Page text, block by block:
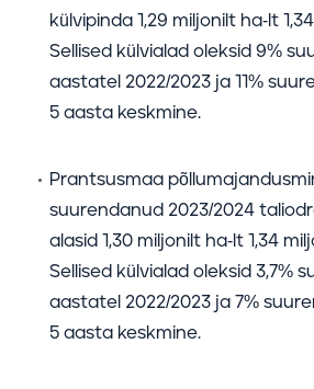
külvipinda 1,29 miljonilt ha-lt
Sellised külvialad oleksid 9%
aastatel 2022/2023 ja 11%
5 aasta keskmine.
Prantsusmaa
suurendanud 2023/2024
alasid 1,30 miljonilt ha-lt 1,34
Sellised külvialad oleksid 3,7%
aastatel 2022/2023 ja 7%
5 aasta keskmine.